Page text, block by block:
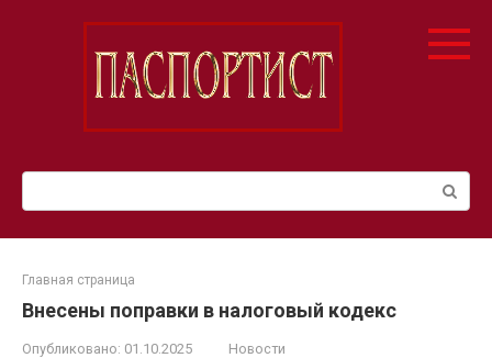
Поиск:
Главная страница
Внесены поправки в налоговый кодекс
Опубликовано: 01.10.2025 Новости